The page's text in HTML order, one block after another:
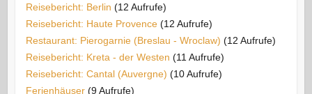
Reisebericht: Berlin (12 Aufrufe)
Reisebericht: Haute Provence (12 Aufrufe)
Restaurant: Pierogarnie (Breslau - Wroclaw) (12 Aufrufe)
Reisebericht: Kreta - der Westen (11 Aufrufe)
Reisebericht: Cantal (Auvergne) (10 Aufrufe)
Ferienhäuser (9 Aufrufe)